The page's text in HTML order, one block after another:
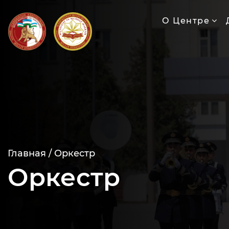
О Центре
Главная / Оркестр
Оркестр